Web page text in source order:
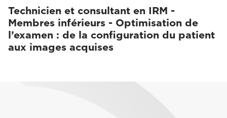
Technicien et consultant en IRM -
Membres inférieurs - Optimisation de
l’examen : de la configuration du patient
aux images acquises